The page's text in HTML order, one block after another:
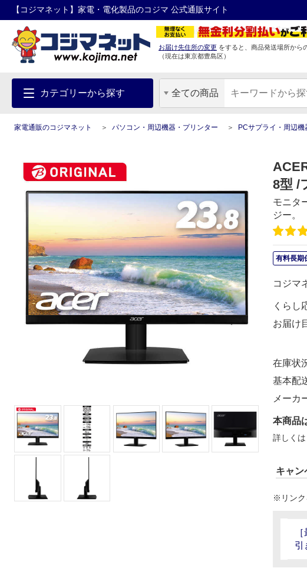
【コジマネット】家電・電化製品のコジマ 公式通販サイト
お届け先住所の変更 をすると、商品発送場所から
（現在は東京都豊島区）
カテゴリーから探す 全ての商品
家電通販のコジマネット パソコン・周辺機器・プリンター PCサプライ・周辺機
8型 /
モニタ
ジー。
有料長期
コジマ
くらし
お届
在
基本
メー
本商品
詳しくは
キャン
※リンク
引